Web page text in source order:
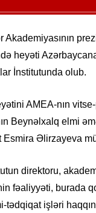
Akademiyasının
heyəti
İnstitutunda olub.
AMEA-nın
Beynəlxalq elmi
Esmira Əlirzayeva
direktoru,
fəaliyyəti, burada
tədqiqat işləri